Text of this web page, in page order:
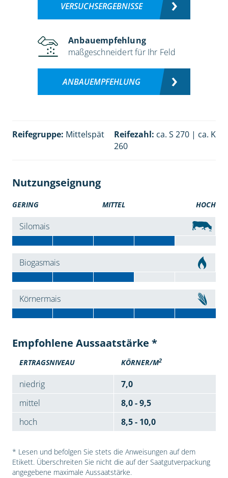
VERSUCHSERGEBNISSE
Anbauempfehlung
maßgeschneidert für Ihr Feld
ANBAUEMPFEHLUNG
Reifegruppe: Mittelspät Reifezahl: ca. S 270 | ca. K
260
Nutzungseignung
GERING MITTEL HOCH
Silomais
Biogasmais
Körnermais
Empfohlene Aussaatstärke *
ERTRAGSNIVEAU KÖRNER/M2
niedrig
7,0
mittel
8,0 - 9,5
hoch
8,5 - 10,0
* Lesen und befolgen Sie stets die Anweisungen auf dem
Etikett. Überschreiten Sie nicht die auf der Saatgutverpackung
angegebene maximale Aussaatstärke.